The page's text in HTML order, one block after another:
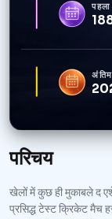
परिचय
खेलों में कुछ ही मुकाबले द
प्रसिद्ध टेस्ट क्रिकेट मैच